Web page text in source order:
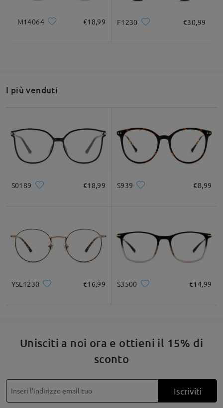
Leggi tutte le
M14064 €18,99 F1230 €30,99
I più venduti
S0189 €18,99 S939 €8,99
YSL1230 €16,99 S3500 €14,99
Unisciti a noi ora e ottieni il 15% di
sconto
Iscriviti